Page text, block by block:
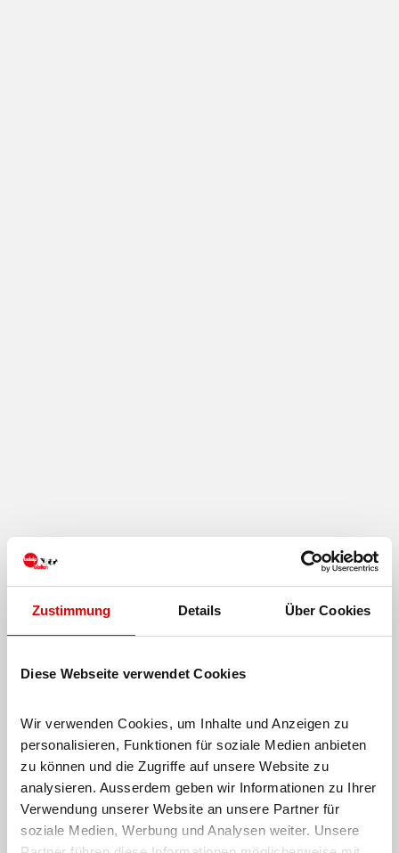
Zustimmung Details Über Cookies
Diese Webseite verwendet Cookies
Wir verwenden Cookies, um Inhalte und Anzeigen zu
personalisieren, Funktionen für soziale Medien anbieten
zu können und die Zugriffe auf unsere Website zu
analysieren. Ausserdem geben wir Informationen zu Ihrer
Verwendung unserer Website an unsere Partner für
soziale Medien, Werbung und Analysen weiter. Unsere
Super